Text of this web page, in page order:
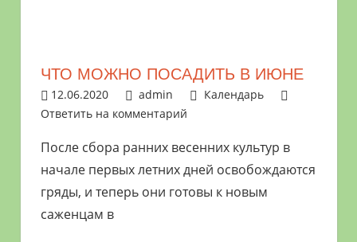
ЧТО МОЖНО ПОСАДИТЬ В ИЮНЕ
12.06.2020 admin
Календарь
Ответить на комментарий
После сбора ранних весенних культур в
начале первых летних дней освобождаются
гряды, и теперь они готовы к новым
саженцам в